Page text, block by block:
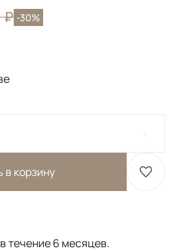
₽ -30%
корзину
течение 6 месяцев.